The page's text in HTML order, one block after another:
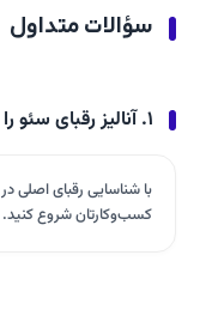
سؤالات متداول
۱. آنالیز رقبای سئو را از کجا باید شروع کنم؟
با شناسایی رقبای اصلی
کسب‌وکارتان شروع کنید.